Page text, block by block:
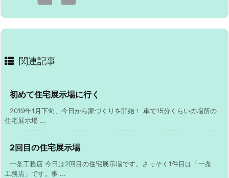
関連記事
初めて住宅展示場に行く
2019年1月下旬、今日から家づくりを開始！ 車で15分くらいの場所の
住宅展示場 ...
2回目の住宅展示場
一条工務店 今日は2回目の住宅展示場です。さっそく1件目は「一条
工務店」です。事 ...